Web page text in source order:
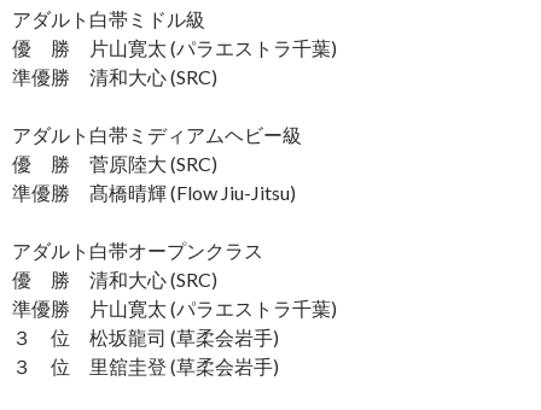
アダルト白帯ミドル級
優 勝 片山寛太 (パラエストラ千葉)
準優勝 清和大心 (SRC)
アダルト白帯ミディアムヘビー級
優 勝 菅原陸大 (SRC)
準優勝 髙橋晴輝 (Flow Jiu-Jitsu)
アダルト白帯オープンクラス
優 勝 清和大心 (SRC)
準優勝 片山寛太 (パラエストラ千葉)
３ 位 松坂龍司 (草柔会岩手)
３ 位 里舘圭登 (草柔会岩手)